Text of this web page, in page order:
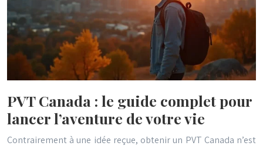
PVT Canada : le guide complet pour
lancer l’aventure de votre vie
Contrairement à une idée reçue, obtenir un PVT Canada n’est